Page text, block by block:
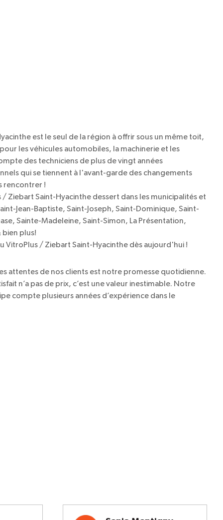
est le seul de la région à offrir sous un même toit,
les véhicules automobiles, la machinerie et les
des techniciens de plus de vingt années
qui se tiennent à l'avant-garde des changements
rencontrer !
Ziebart Saint-Hyacinthe dessert dans les municipalités et
Jean-Baptiste, Saint-Joseph, Saint-Dominique, Saint-
Sainte-Madeleine, Saint-Simon, La Présentation,
bien plus!
VitroPlus / Ziebart Saint-Hyacinthe dès aujourd'hui !
attentes de nos clients est notre promesse quotidienne.
n’a pas de prix, c’est une valeur inestimable. Notre
compte plusieurs années d’expérience dans le